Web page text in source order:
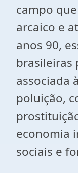
campo
arcaico e
anos 90,
brasileiras
associada
poluição,
economia
sociais e